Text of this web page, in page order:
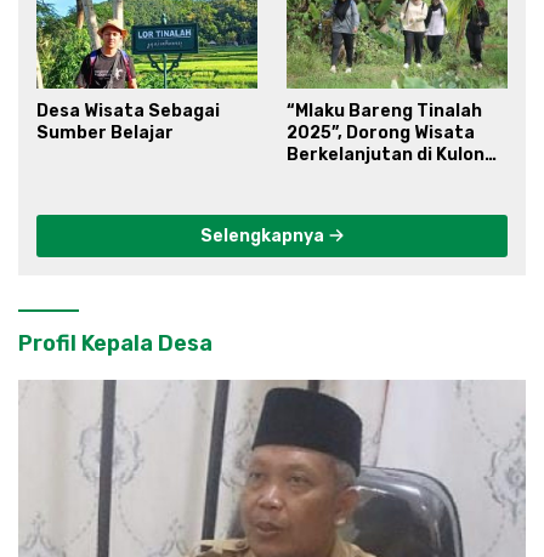
Desa Wisata Sebagai
Sumber Belajar
“Mlaku Bareng Tinalah
2025”, Dorong Wisata
Berkelanjutan di Kulon
Selengkapnya
Profil Kepala Desa